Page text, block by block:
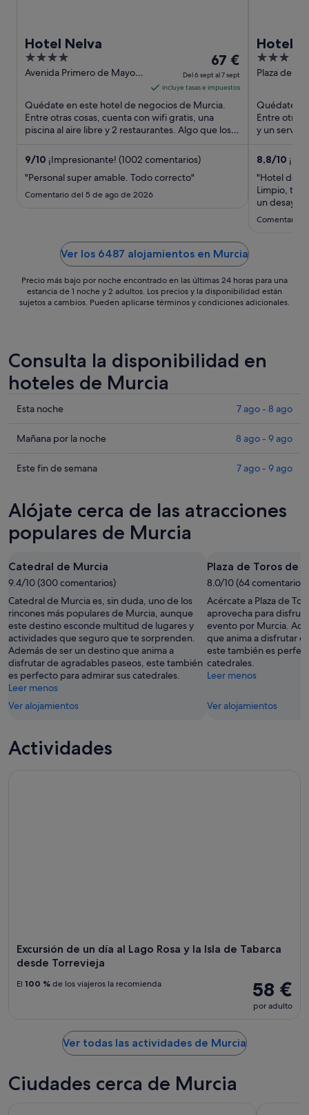
Hotel Nelva
4
out
5
Avenida Primero de Mayo,
El
precio
es
de
67 €
por
67 €
Del 6 sept al 7 sept
incluye tasas e impuestos
Quédate en este hotel de negocios de Murcia.
Entre otras cosas, cuenta con wifi gratis, una
piscina al aire libre y 2 restaurantes. Algo que los
9/10 ¡Impresionante! (1002 comentarios)
"Personal super amable. Todo correcto"
Comentario del 5 de ago de 2026
Hotel
Hoteles
3
out
5
Plaza de
Quédate
Entre otras
y un
8,8/10
"Hotel de 3
Limpio,
un
Comentario
Ver los 6487 alojamientos en Murcia
Precio más bajo por noche encontrado en las últimas 24 horas para una
estancia de 1 noche y 2 adultos. Los precios y la disponibilidad están
sujetos a cambios. Pueden aplicarse términos y condiciones adicionales.
Consulta la disponibilidad en
hoteles de Murcia
Comprueba
precios
Murcia
noche,
ago
8
ago
Esta noche 7 ago - 8 ago
Comprueba
precios
para
mañana
por
noche,
8
ago
-
9
ago
Mañana por la noche 8 ago - 9 ago
Comprueba
en
Murcia
para
fin
de
semana,
7
ago
-
9
ago
Este fin de semana 7 ago - 9 ago
Alójate cerca de las atracciones
populares de Murcia
Catedral de Murcia
9.4/10 (300 comentarios)
Catedral de Murcia es, sin duda, uno de los
rincones más populares de Murcia, aunque
este destino esconde multitud de lugares y
actividades que seguro que te sorprenden.
Además de ser un destino que anima a
disfrutar de agradables paseos, este también
es perfecto para admirar sus catedrales.
Leer menos
Ver alojamientos
Plaza de Toros de
8.0/10 (64 comentarios)
Acércate a Plaza de
aprovecha para
evento por Murcia.
que anima a disfrutar
este también es
catedrales.
Leer menos
Ver alojamientos
Actividades
Excursión de un día al Lago Rosa y la Isla de Tabarca
desde Torrevieja
58 €
por adulto
El 100 % de los viajeros la recomienda
Ver todas las actividades de Murcia
Ciudades cerca de Murcia